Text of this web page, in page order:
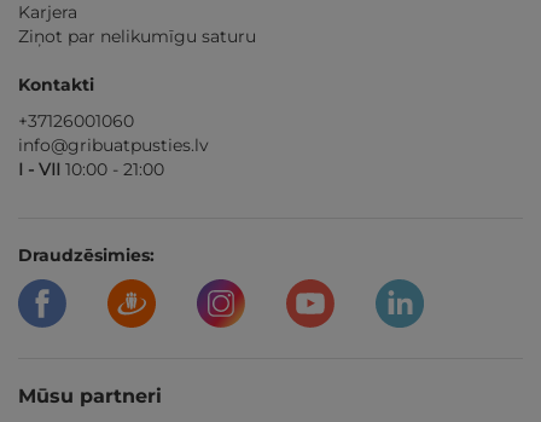
Karjera
Ziņot par nelikumīgu saturu
Kontakti
+37126001060
info@gribuatpusties.lv
I - VII 10:00 - 21:00
Draudzēsimies:
Mūsu partneri